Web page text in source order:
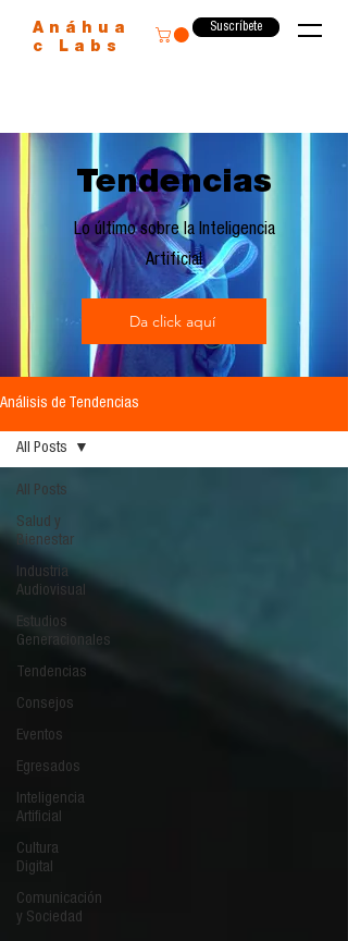
Anáhua
c Labs
Suscríbete
Tendencias
Lo último sobre la Inteligencia
Artificial
Da click aquí
Análisis de Tendencias
All Posts
Salud y
Bienestar
Industria
Audiovisual
Estudios
Generacionales
Tendencias
Consejos
Eventos
Egresados
Inteligencia
Artificial
Cultura
Digital
Comunicación
y Sociedad
All Posts